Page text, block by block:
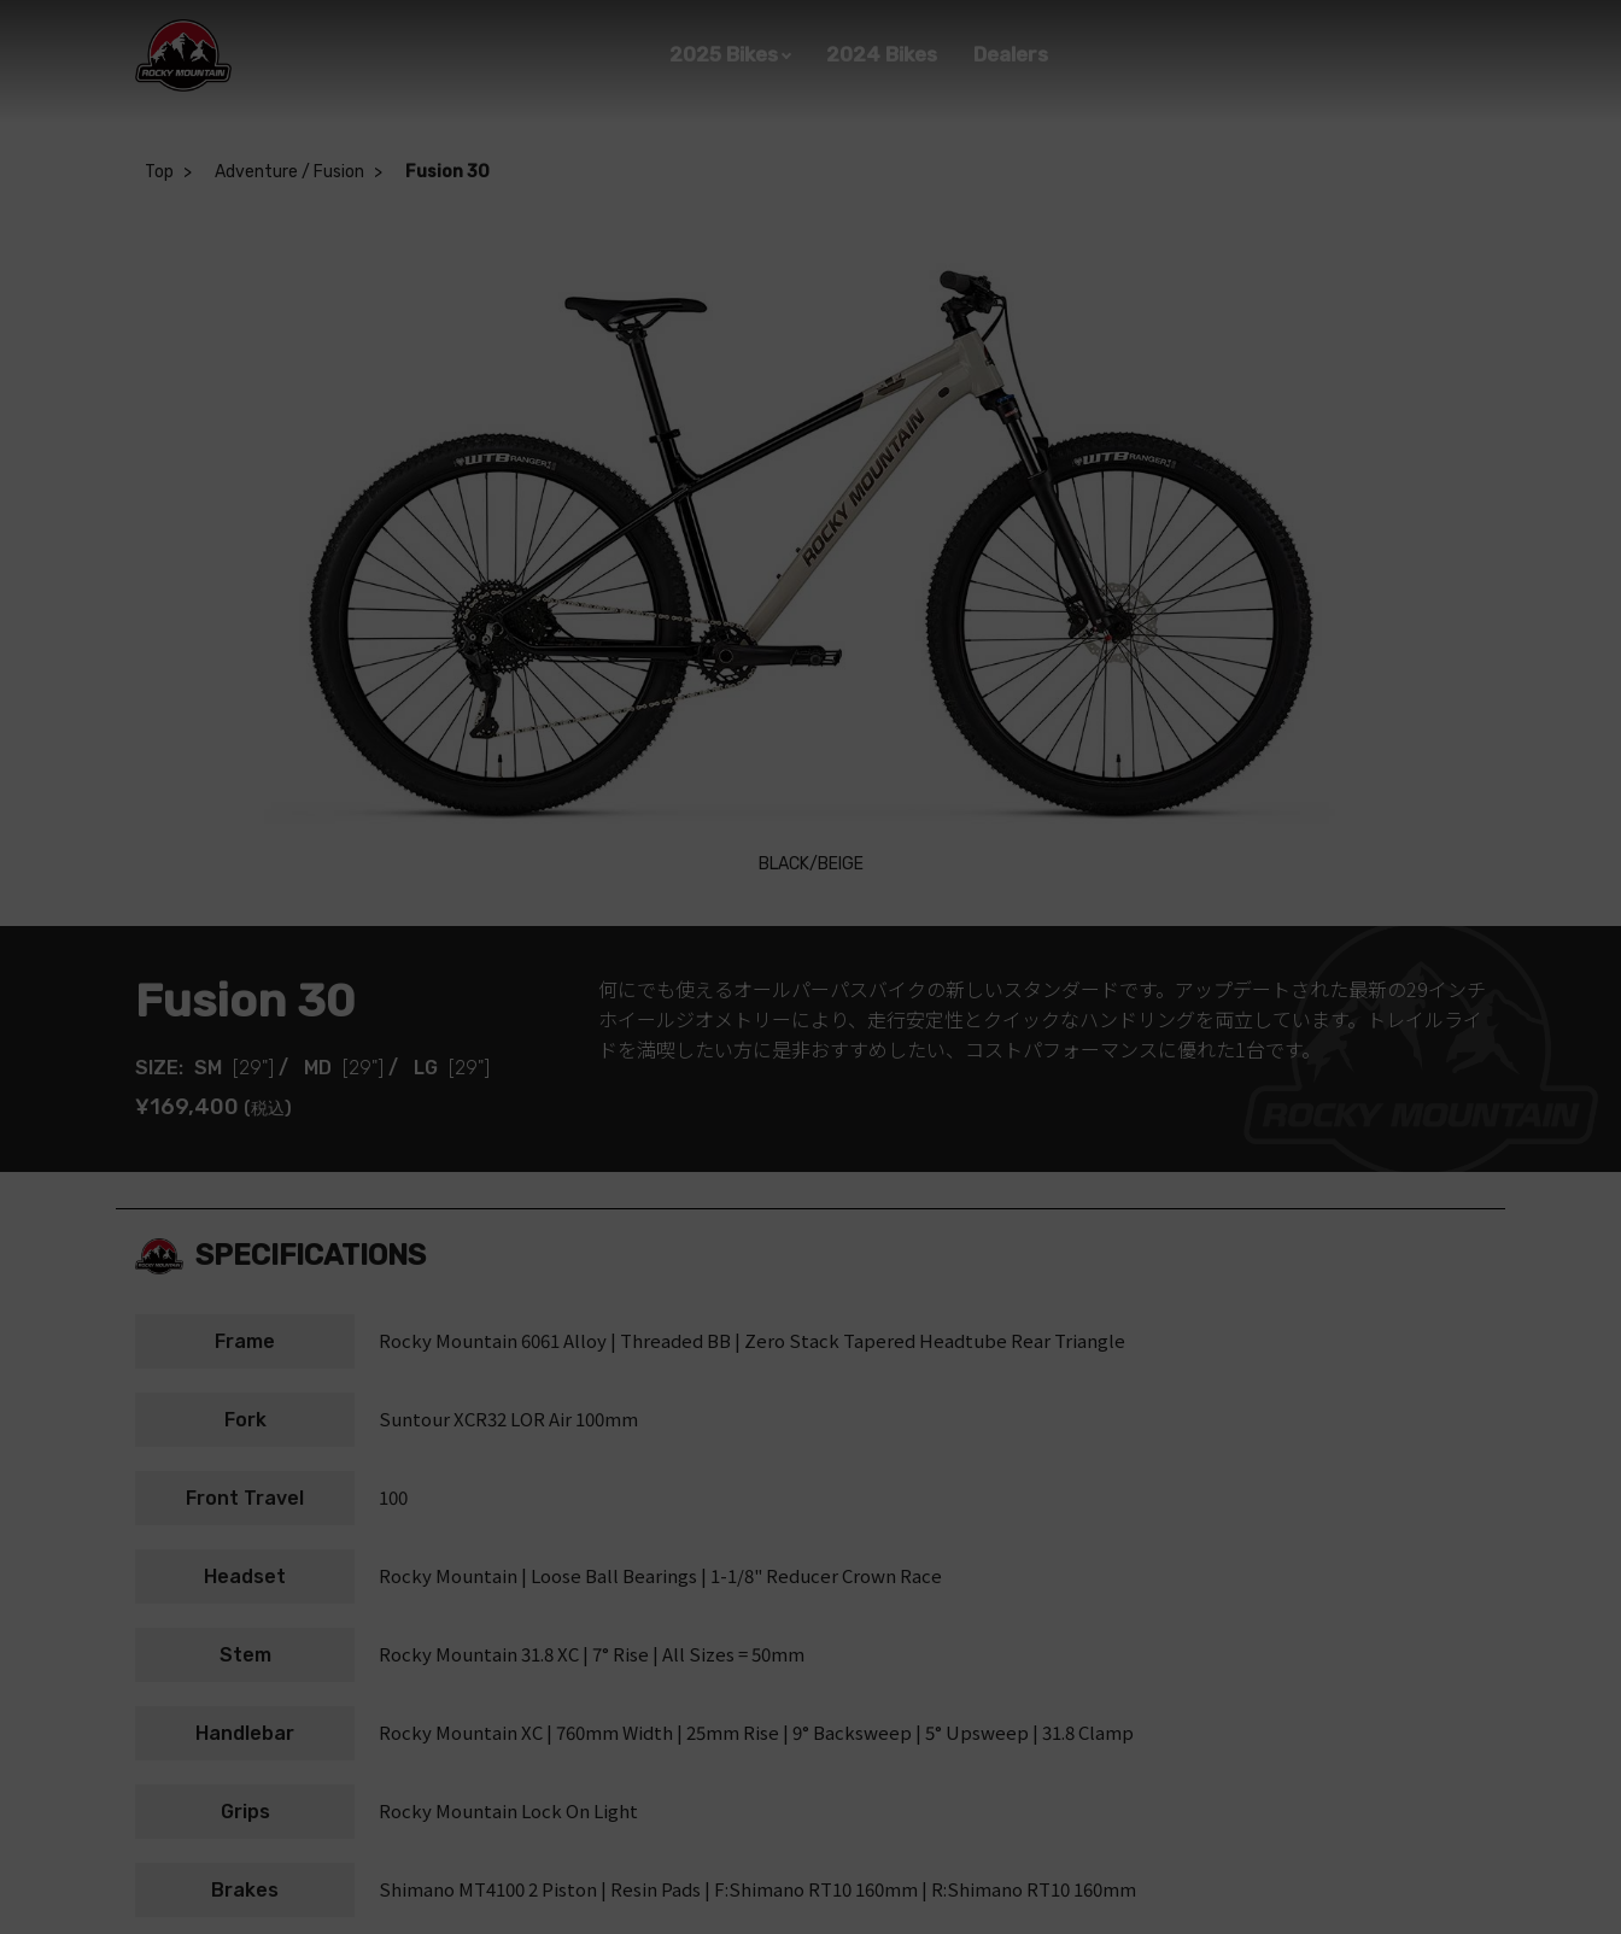
2025 Bikes 2024 Bikes Dealers
Top Adventure / Fusion Fusion 30
BLACK/BEIGE
Fusion 30
SIZE: SM [29"] / MD [29"] / LG [29"]
¥169,400 (税込)
何にでも使えるオールパーパスバイクの新しいスタンダードです。アップデートされた最新の29インチ
ホイールジオメトリーにより、走行安定性とクイックなハンドリングを両立しています。トレイルライ
ドを満喫したい方に是非おすすめしたい、コストパフォーマンスに優れた1台です。
SPECIFICATIONS
Frame Rocky Mountain 6061 Alloy | Threaded BB | Zero Stack Tapered Headtube Rear Triangle
Fork Suntour XCR32 LOR Air 100mm
Front Travel 100
Headset Rocky Mountain | Loose Ball Bearings | 1-1/8" Reducer Crown Race
Stem Rocky Mountain 31.8 XC | 7° Rise | All Sizes = 50mm
Handlebar Rocky Mountain XC | 760mm Width | 25mm Rise | 9° Backsweep | 5° Upsweep | 31.8 Clamp
Grips Rocky Mountain Lock On Light
Brakes Shimano MT4100 2 Piston | Resin Pads | F:Shimano RT10 160mm | R:Shimano RT10 160mm